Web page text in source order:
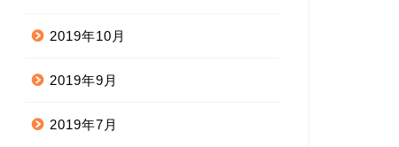
2019年10月
2019年9月
2019年7月